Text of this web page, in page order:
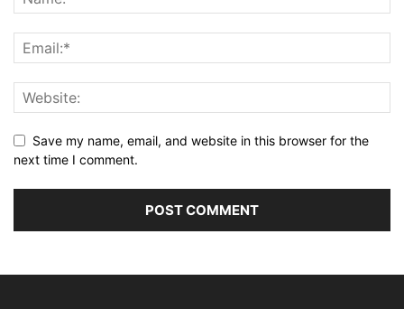
Save my name, email, and website in this browser for the
next time I comment.